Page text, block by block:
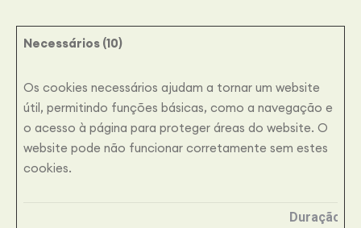
Necessários (10)
Os cookies necessários ajudam a tornar um website
útil, permitindo funções básicas, como a navegação e
o acesso à página para proteger áreas do website. O
website pode não funcionar corretamente sem estes
cookies.
Duração